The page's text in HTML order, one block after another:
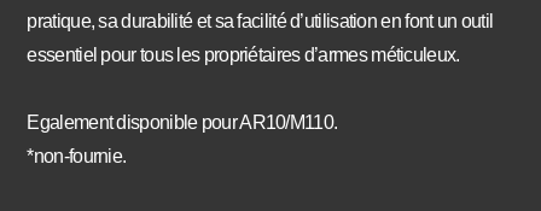
pratique, sa durabilité et sa facilité d’utilisation en font un outil
essentiel pour tous les propriétaires d’armes méticuleux.
Egalement disponible pour AR10/M110.
*non-fournie.